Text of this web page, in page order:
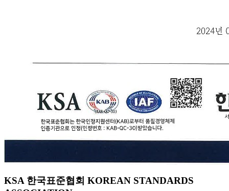
KSA 한국표준협회 KOREAN STANDARDS